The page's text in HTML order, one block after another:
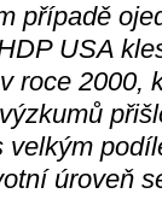
případě
USA
roce 2000,
úroveň